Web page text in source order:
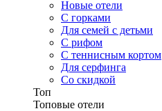
Новые отели
С горками
Для семей с детьми
С рифом
С теннисным кортом
Для серфинга
Со скидкой
Топ
Топовые отели